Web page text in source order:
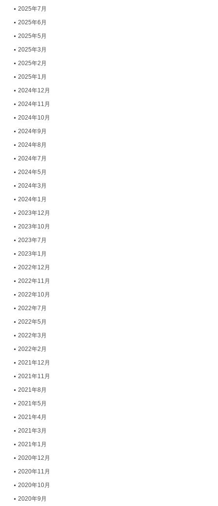
2025年7月
2025年6月
2025年5月
2025年3月
2025年2月
2025年1月
2024年12月
2024年11月
2024年10月
2024年9月
2024年8月
2024年7月
2024年5月
2024年3月
2024年1月
2023年12月
2023年10月
2023年7月
2023年1月
2022年12月
2022年11月
2022年10月
2022年7月
2022年5月
2022年3月
2022年2月
2021年12月
2021年11月
2021年8月
2021年5月
2021年4月
2021年3月
2021年1月
2020年12月
2020年11月
2020年10月
2020年9月